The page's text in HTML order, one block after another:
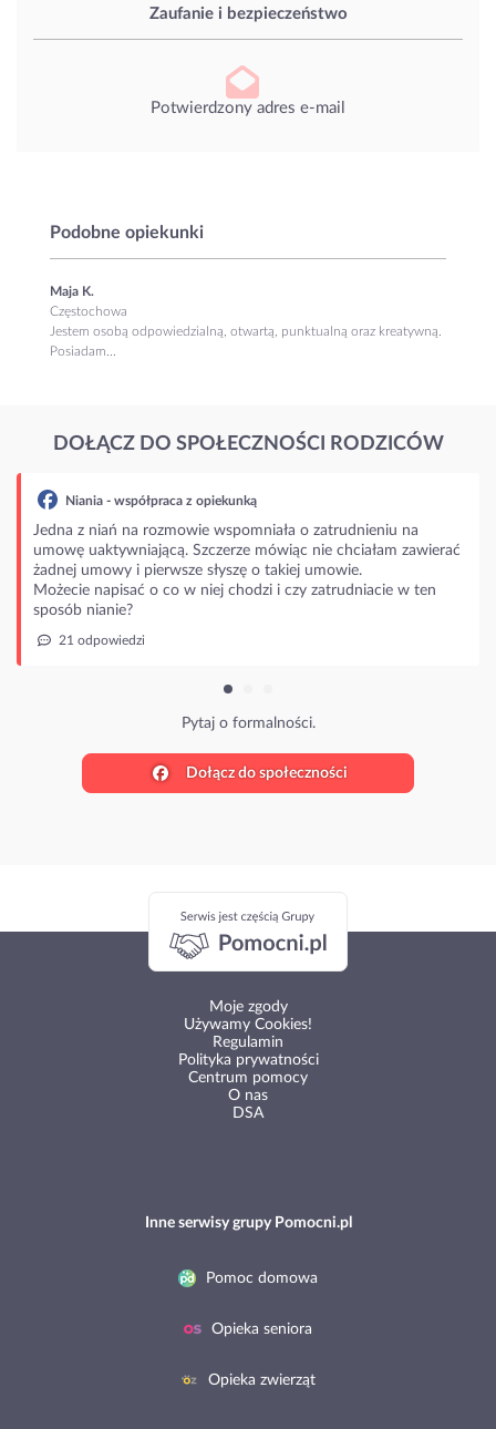
Zaufanie i bezpieczeństwo
Potwierdzony adres e-mail
Podobne opiekunki
Maja K.
Częstochowa
Jestem osobą odpowiedzialną, otwartą, punktualną oraz kreatywną.
Posiadam...
DOŁĄCZ DO SPOŁECZNOŚCI RODZICÓW
Niania - współpraca z opiekunką
Jedna z niań na rozmowie wspomniała o zatrudnieniu na
umowę uaktywniającą. Szczerze mówiąc nie chciałam zawierać
żadnej umowy i pierwsze słyszę o takiej umowie.
Możecie napisać o co w niej chodzi i czy zatrudniacie w ten
sposób nianie?
21 odpowiedzi
Pytaj o formalności.
Dołącz do społeczności
Moje zgody
Używamy Cookies!
Regulamin
Polityka prywatności
Centrum pomocy
O nas
DSA
Inne serwisy grupy Pomocni.pl
Pomoc domowa
Opieka seniora
Opieka zwierząt